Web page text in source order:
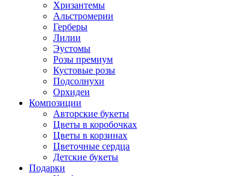
Хризантемы
Альстромерии
Герберы
Лилии
Эустомы
Розы премиум
Кустовые розы
Подсолнухи
Орхидеи
Композиции
Авторские букеты
Цветы в коробочках
Цветы в корзинах
Цветочные сердца
Детские букеты
Подарки